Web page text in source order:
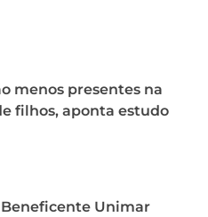
menos presentes na
filhos, aponta estudo
Unimar